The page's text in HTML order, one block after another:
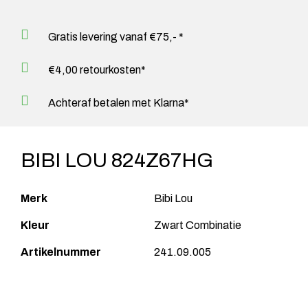
Gratis levering vanaf €75,- *
€4,00 retourkosten*
Achteraf betalen met Klarna*
BIBI LOU 824Z67HG
Merk Bibi Lou
Kleur Zwart Combinatie
Artikelnummer 241.09.005